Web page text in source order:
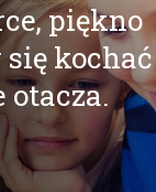
piękno
kochać
otacza.